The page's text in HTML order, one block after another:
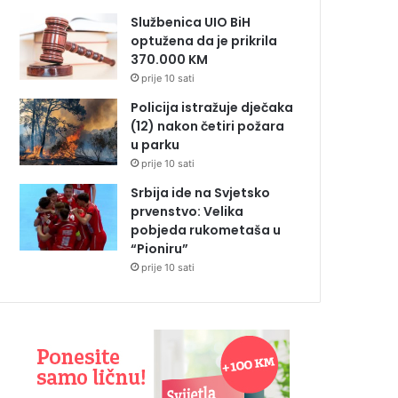
Službenica UIO BiH
optužena da je prikrila
370.000 KM
prije 10 sati
Policija istražuje dječaka
(12) nakon četiri požara
u parku
prije 10 sati
Srbija ide na Svjetsko
prvenstvo: Velika
pobjeda rukometaša u
“Pioniru”
prije 10 sati